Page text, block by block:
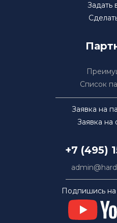
Задать
Список
Заявка на
Заявка на
+7 (495)
Подпишись